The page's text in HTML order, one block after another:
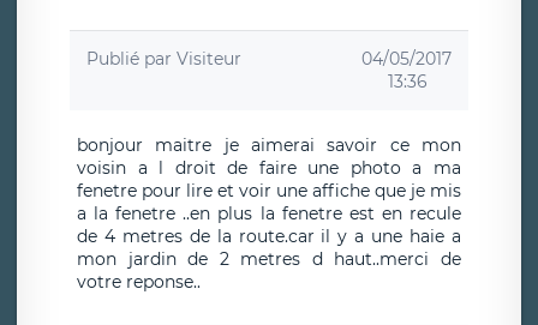
Publié par Visiteur
04/05/2017
13:36
bonjour maitre je aimerai savoir ce mon
voisin a l droit de faire une photo a ma
fenetre pour lire et voir une affiche que je mis
a la fenetre ..en plus la fenetre est en recule
de 4 metres de la route.car il y a une haie a
mon jardin de 2 metres d haut..merci de
votre reponse..